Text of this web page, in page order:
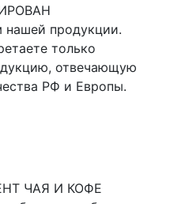
нашей продукции.
только
отвечающую
РФ и Европы.
ЧАЯ И КОФЕ